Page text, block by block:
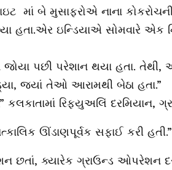
માં બે મુસાફરોએ નાના
હતા.એર ઇન્ડિયાએ સોમવારે એક
જોયા પછી પરેશાન થયા હતા.
જ્યાં તેઓ આરામથી બેઠા હતા.”
કલકાતામાં રિફ્યુઅલિં દરમિયાન,
ઊંડાણપૂર્વક સફાઈ કરી
છતાં, ક્યારેક ગ્રાઉન્ડ ઓપરેશન